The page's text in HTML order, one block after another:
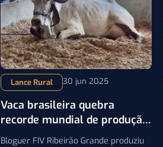
Lance Rural 30 jun 2025
Vaca brasileira quebra
recorde mundial de produção
de leite na raça Gir Leiteiro
Bloguer FIV Ribeirão Grande produziu